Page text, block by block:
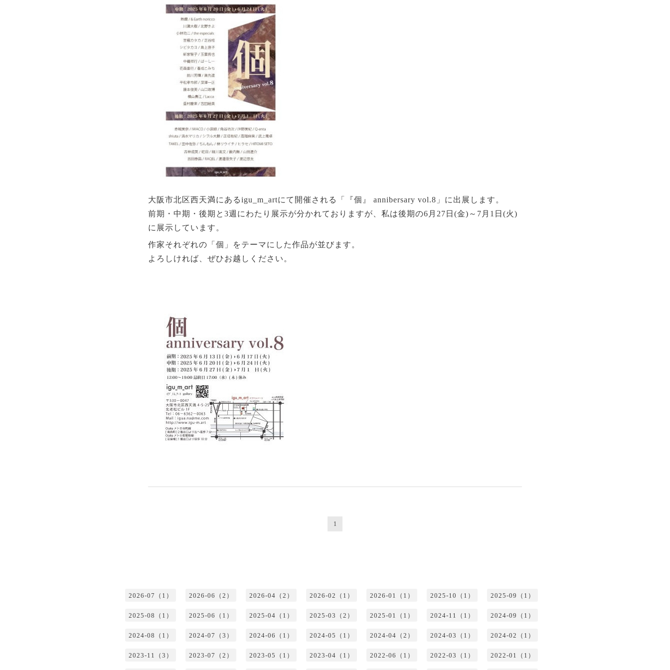
大阪市北区西天満にあるigu_m_artにて開催される「『個』 annibersary vol.8」に出展します。
前期・中期・後期と3週にわたり展示が分かれておりますが、私は後期の6月27日(金)～7月1日(火)
に展示しています。
作家それぞれの「個」をテーマにした作品が並びます。
よろしければ、ぜひお越しください。
1
2026-07（1） 2026-06（2） 2026-04（2） 2026-02（1） 2026-01（1） 2025-10（1） 2025-09（1）
2025-08（1） 2025-06（1） 2025-04（1） 2025-03（2） 2025-01（1） 2024-11（1） 2024-09（1）
2024-08（1） 2024-07（3） 2024-06（1） 2024-05（1） 2024-04（2） 2024-03（1） 2024-02（1）
2023-11（3） 2023-07（2） 2023-05（1） 2023-04（1） 2022-06（1） 2022-03（1） 2022-01（1）